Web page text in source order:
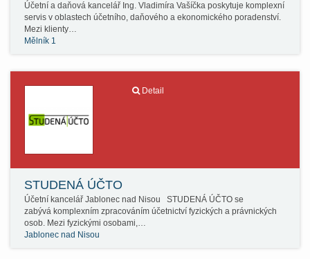
Účetní a daňová kancelář Ing. Vladimíra Vašíčka poskytuje komplexní
servis v oblastech účetního, daňového a ekonomického poradenství.
Mezi klienty…
Mělník 1
Detail
STUDENÁ ÚČTO
Účetní kancelář Jablonec nad Nisou STUDENÁ ÚČTO se
zabývá komplexním zpracováním účetnictví fyzických a právnických
osob. Mezi fyzickými osobami,…
Jablonec nad Nisou